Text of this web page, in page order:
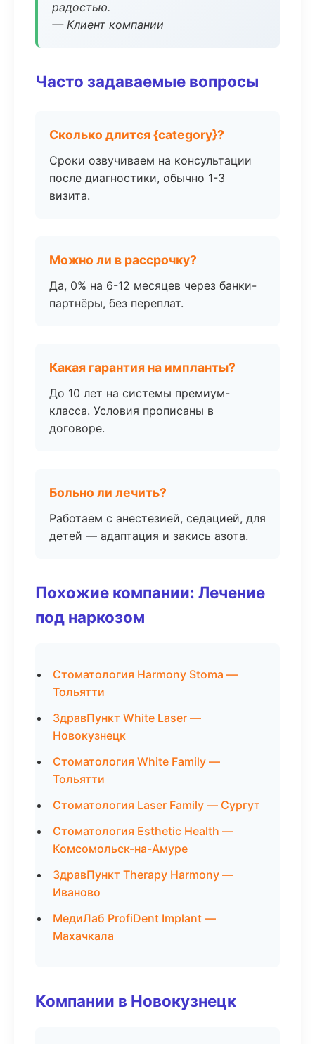
радостью.
— Клиент компании
Часто задаваемые вопросы
Сколько длится {category}?
Сроки озвучиваем на консультации
после диагностики, обычно 1-3
визита.
Можно ли в рассрочку?
Да, 0% на 6-12 месяцев через банки-
партнёры, без переплат.
Какая гарантия на импланты?
До 10 лет на системы премиум-
класса. Условия прописаны в
договоре.
Больно ли лечить?
Работаем с анестезией, седацией, для
детей — адаптация и закись азота.
Похожие компании: Лечение
под наркозом
Стоматология Harmony Stoma —
Тольятти
ЗдравПункт White Laser —
Новокузнецк
Стоматология White Family —
Тольятти
Стоматология Laser Family — Сургут
Стоматология Esthetic Health —
Комсомольск-на-Амуре
ЗдравПункт Therapy Harmony —
Иваново
МедиЛаб ProfiDent Implant —
Махачкала
Компании в Новокузнецк